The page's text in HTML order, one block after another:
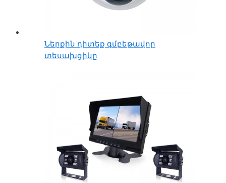
Ներքին դիտեք գմբեթավոր
տեսախցիկը